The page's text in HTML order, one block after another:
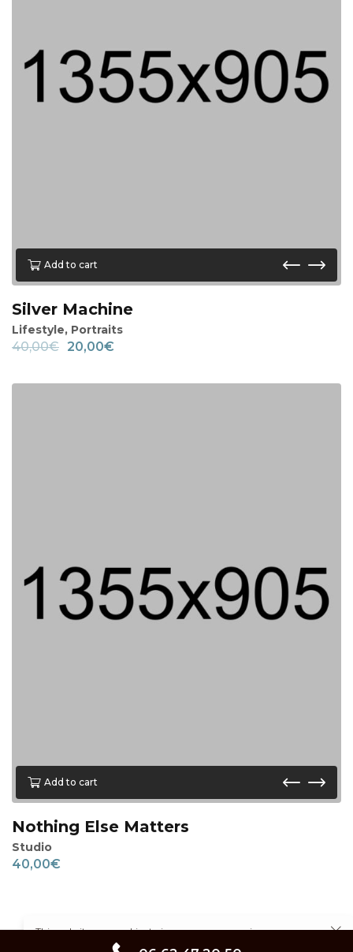
Add to cart
Silver Machine
Lifestyle, Portraits
40,00€ 20,00€
Add to cart
Nothing Else Matters
Studio
40,00€
This website uses cookies to improve your experience.